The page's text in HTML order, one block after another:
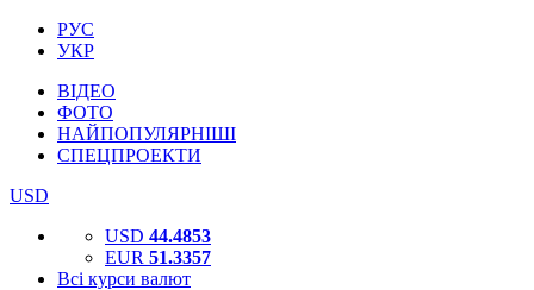
РУС
УКР
ВІДЕО
ФОТО
НАЙПОПУЛЯРНІШІ
СПЕЦПРОЕКТИ
USD
USD 44.4853
EUR 51.3357
Всі курси валют